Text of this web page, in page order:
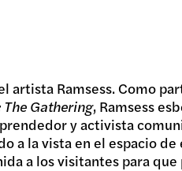
Ramsess. Como
The Gathering, Ramsess
y activista
a la vista en el espacio de
a los visitantes para